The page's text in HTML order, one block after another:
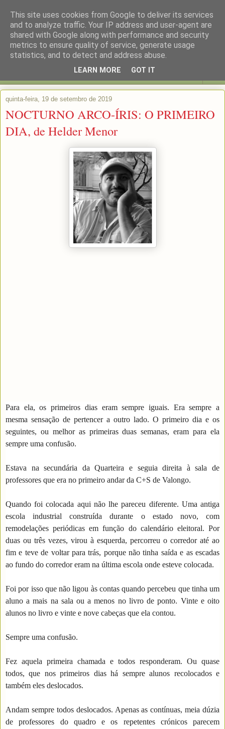
quinta-feira, 19 de setembro de 2019
NOCTURNO ARCO-ÍRIS: O PRIMEIRO
DIA, de Helder Menor
Para ela, os primeiros dias eram sempre iguais. Era sempre a
mesma sensação de pertencer a outro lado. O primeiro dia e os
seguintes, ou melhor as primeiras duas semanas, eram para ela
sempre uma confusão.
Estava na secundária da Quarteira e seguia direita à sala de
professores que era no primeiro andar da C+S de Valongo.
Quando foi colocada aqui não lhe pareceu diferente. Uma antiga
escola industrial construída durante o estado novo, com
remodelações periódicas em função do calendário eleitoral. Por
duas ou três vezes, virou à esquerda, percorreu o corredor até ao
fim e teve de voltar para trás, porque não tinha saída e as escadas
ao fundo do corredor eram na última escola onde esteve colocada.
Foi por isso que não ligou às contas quando percebeu que tinha um
aluno a mais na sala ou a menos no livro de ponto. Vinte e oito
alunos no livro e vinte e nove cabeças que ela contou.
Sempre uma confusão.
Fez aquela primeira chamada e todos responderam. Ou quase
todos, que nos primeiros dias há sempre alunos recolocados e
também eles deslocados.
Andam sempre todos deslocados. Apenas as contínuas, meia dúzia
de professores do quadro e os repetentes crónicos parecem
This site uses cookies from Google to deliver its services
and to analyze traffic. Your IP address and user-agent are
shared with Google along with performance and security
metrics to ensure quality of service, generate usage
statistics, and to detect and address abuse.
LEARN MORE GOT IT